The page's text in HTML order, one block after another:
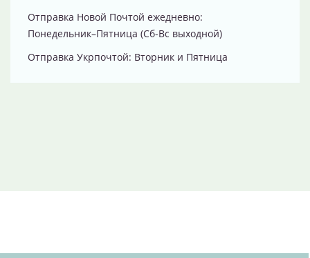
Отправка Новой Почтой ежедневно:
Понедельник–Пятница (Сб-Вс выходной)
Отправка Укрпочтой: Вторник и Пятница